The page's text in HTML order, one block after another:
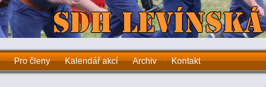
Pro členy Kalendář akcí Archiv Kontakt